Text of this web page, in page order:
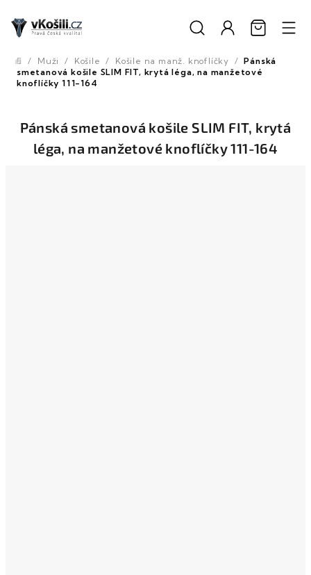
obsah
Domů
/ Muži / Košile / Košile na manž. knoflíčky / Pánská
smetanová košile SLIM FIT, krytá léga, na manžetové
knoflíčky 111-164
Pánská smetanová košile SLIM FIT, krytá
léga, na manžetové knoflíčky 111-164